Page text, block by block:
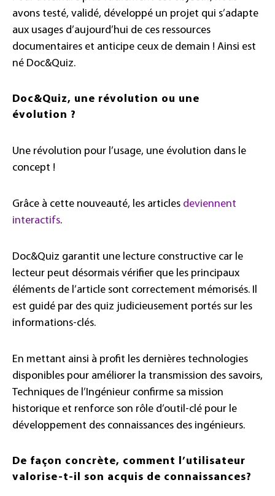
avons testé, validé, développé un projet qui s’adapte
aux usages d’aujourd’hui de ces ressources
documentaires et anticipe ceux de demain ! Ainsi est
né Doc&Quiz.
Doc&Quiz, une révolution ou une
évolution ?
Une révolution pour l’usage, une évolution dans le
concept !
Grâce à cette nouveauté, les articles deviennent
interactifs.
Doc&Quiz garantit une lecture constructive car le
lecteur peut désormais vérifier que les principaux
éléments de l’article sont correctement mémorisés. Il
est guidé par des quiz judicieusement portés sur les
informations-clés.
En mettant ainsi à profit les dernières technologies
disponibles pour améliorer la transmission des savoirs,
Techniques de l’Ingénieur confirme sa mission
historique et renforce son rôle d’outil-clé pour le
développement des connaissances des ingénieurs.
De façon concrète, comment l’utilisateur
valorise-t-il son acquis de connaissances?